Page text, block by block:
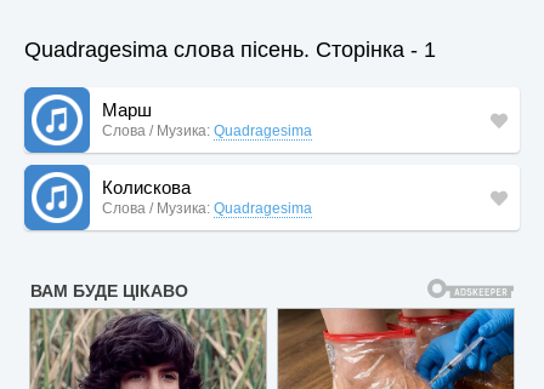
Quadragesima слова пісень. Сторінка - 1
Марш
Слова / Музика: Quadragesima
Колискова
Слова / Музика: Quadragesima